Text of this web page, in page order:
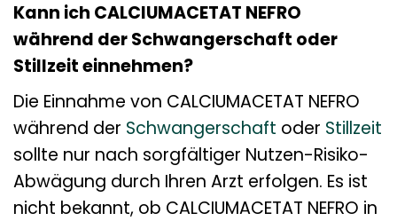
Kann ich CALCIUMACETAT NEFRO
während der Schwangerschaft oder
Stillzeit einnehmen?
Die Einnahme von CALCIUMACETAT NEFRO
während der Schwangerschaft oder Stillzeit
sollte nur nach sorgfältiger Nutzen-Risiko-
Abwägung durch Ihren Arzt erfolgen. Es ist
nicht bekannt, ob CALCIUMACETAT NEFRO in